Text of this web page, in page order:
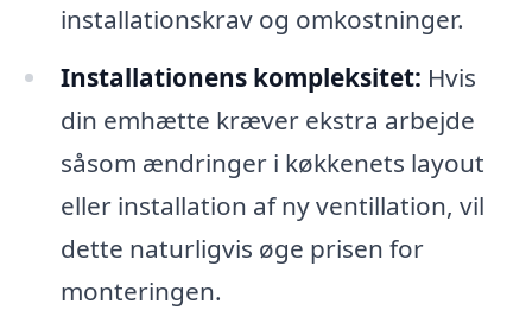
installationskrav og omkostninger.
Installationens kompleksitet: Hvis
din emhætte kræver ekstra arbejde
såsom ændringer i køkkenets layout
eller installation af ny ventillation, vil
dette naturligvis øge prisen for
monteringen.